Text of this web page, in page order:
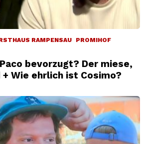
RAMPENSAU
PROMIHOF
bevorzugt? Der miese,
Wie ehrlich ist Cosimo?